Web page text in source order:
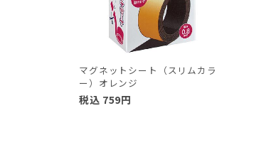
マグネットシート（スリムカラ
ー）オレンジ
税込 759円